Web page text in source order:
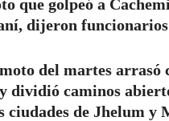
que golpeó a
dijeron funcionarios
del martes arrasó
dividió caminos
ciudades de Jhelum y